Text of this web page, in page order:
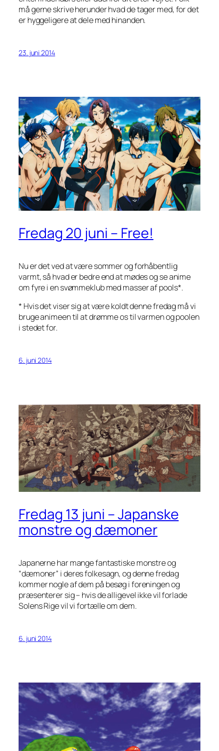
må gerne skrive herunder hvad de tager med, for det
er hyggeligere at dele med hinanden.
23. juni 2014
Fredag 20 juni – Free!
Nu er det ved at være sommer og forhåbentlig
varmt, så hvad er bedre end at mødes og se anime
om fyre i en svømmeklub med masser af pools*.
* Hvis det viser sig at være koldt denne fredag må vi
bruge animeen til at drømme os til varmen og poolen
i stedet for.
6. juni 2014
Fredag 13 juni – Japanske
monstre og dæmoner
Japanerne har mange fantastiske monstre og
“dæmoner” i deres folkesagn, og denne fredag
kommer nogle af dem på besøg i foreningen og
præsenterer sig – hvis de alligevel ikke vil forlade
Solens Rige vil vi fortælle om dem.
6. juni 2014